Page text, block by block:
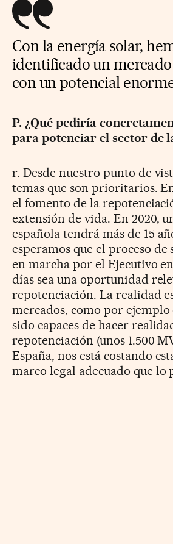
Con la energía solar,
identificado un
con un potencial
P. ¿Qué pediría
para potenciar el sector de
r. Desde nuestro punto de
temas que son prioritarios.
el fomento de la
extensión de vida. En 2020,
española tendrá más de 15
esperamos que el proceso de
en marcha por el Ejecutivo
días sea una oportunidad
repotenciación. La realidad
mercados, como por ejemplo
sido capaces de hacer
repotenciación (unos 1.500
España, nos está costando
marco legal adecuado que lo